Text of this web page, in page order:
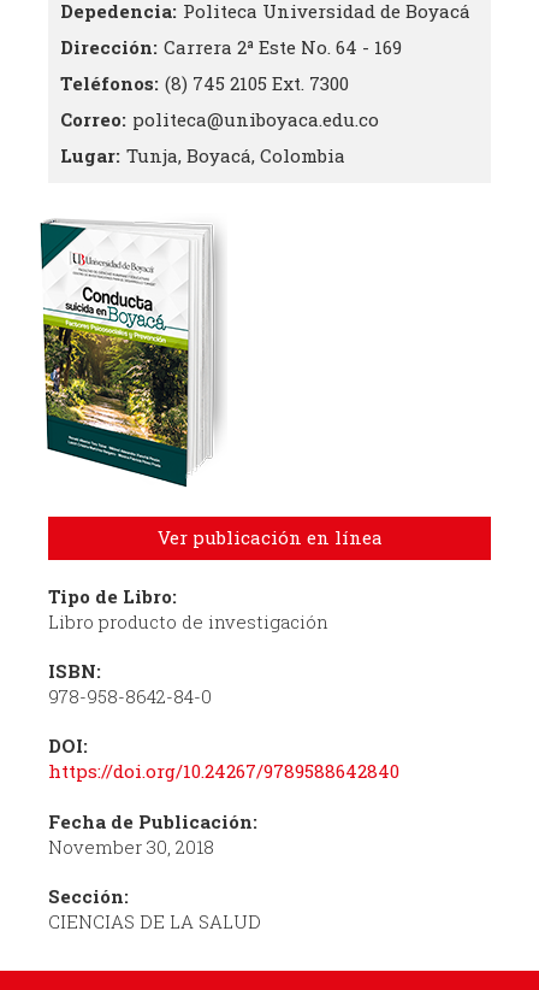
Depedencia Politeca Universidad de Boyacá
Dirección Carrera 2ª Este No. 64 - 169
Teléfonos (8) 745 2105 Ext. 7300
Correo politeca@uniboyaca.edu.co
Lugar Tunja, Boyacá, Colombia
Ver publicación en línea
Tipo de Libro:
Libro producto de investigación
ISBN:
978-958-8642-84-0
DOI:
https://doi.org/10.24267/9789588642840
Fecha de Publicación:
November 30, 2018
Sección:
CIENCIAS DE LA SALUD